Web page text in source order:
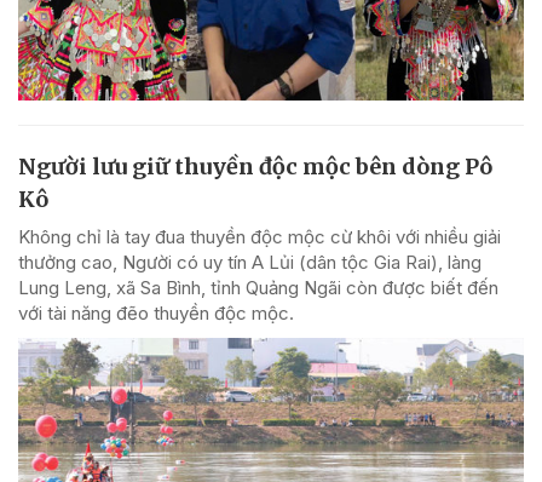
Người lưu giữ thuyền độc mộc bên dòng Pô
Kô
Không chỉ là tay đua thuyền độc mộc cừ khôi với nhiều giải
thưởng cao, Người có uy tín A Lủi (dân tộc Gia Rai), làng
Lung Leng, xã Sa Bình, tỉnh Quảng Ngãi còn được biết đến
với tài năng đẽo thuyền độc mộc.